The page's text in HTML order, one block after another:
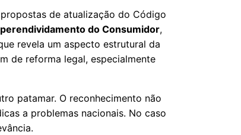
de atualização do Código
do Consumidor,
revela um aspecto estrutural da
de reforma legal, especialmente
patamar. O reconhecimento não
a problemas nacionais. No caso